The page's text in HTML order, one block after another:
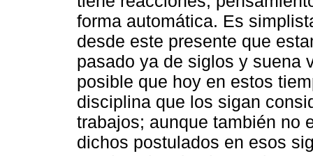
forma automática. Es
desde este presente que
pasado ya de siglos y suena
posible que hoy en estos
disciplina que los sigan
trabajos; aunque también no
dichos postulados en esos